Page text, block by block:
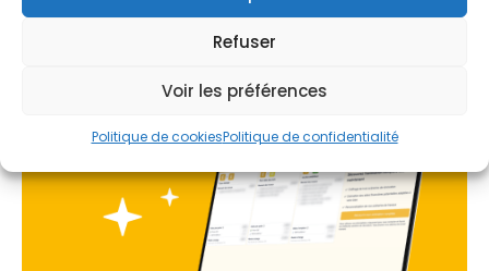
Refuser
Voir les préférences
Politique de cookiesPolitique de confidentialité
pour maximiser vos aides !
Je prends rdv !